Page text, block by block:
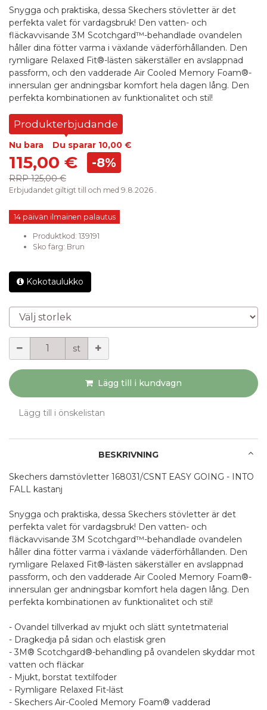
Snygga och praktiska, dessa Skechers stövletter är det
perfekta valet för vardagsbruk! Den vatten- och
fläckavvisande 3M Scotchgard™-behandlade ovandelen
håller dina fötter varma i växlande väderförhållanden. Den
rymligare Relaxed Fit®-lästen säkerställer en avslappnad
passform, och den vadderade Air Cooled Memory Foam®-
innersulan ger andningsbar komfort hela dagen lång. Den
perfekta kombinationen av funktionalitet och stil!
Produkterbjudande
Nu bara Du sparar 10,00 €
115,00 €
RRP 125,00 €
-8%
Erbjudandet giltigt till och med 9.8.2026 .
14 päivän ilmainen palautus
Produktkod: 139191
Sko färg: Brun
Kokotaulukko
Välj storlek
st
Lägg till i kundvagn
Lägg till i önskelistan
BESKRIVNING
Skechers damstövletter 168031/CSNT EASY GOING - INTO
FALL kastanj
Snygga och praktiska, dessa Skechers stövletter är det
perfekta valet för vardagsbruk! Den vatten- och
fläckavvisande 3M Scotchgard™-behandlade ovandelen
håller dina fötter varma i växlande väderförhållanden. Den
rymligare Relaxed Fit®-lästen säkerställer en avslappnad
passform, och den vadderade Air Cooled Memory Foam®-
innersulan ger andningsbar komfort hela dagen lång. Den
perfekta kombinationen av funktionalitet och stil!
- Ovandel tillverkad av mjukt och slätt syntetmaterial
- Dragkedja på sidan och elastisk gren
- 3M® Scotchgard®-behandling på ovandelen skyddar mot
vatten och fläckar
- Mjukt, borstat textilfoder
- Rymligare Relaxed Fit-läst
- Skechers Air-Cooled Memory Foam® vadderad